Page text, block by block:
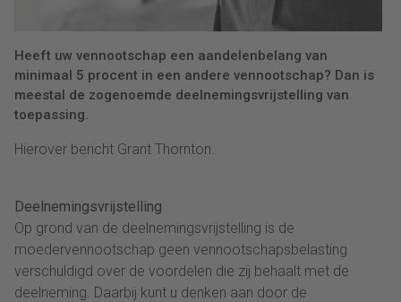
Heeft uw vennootschap een aandelenbelang van
minimaal 5 procent in een andere vennootschap? Dan is
meestal de zogenoemde deelnemingsvrijstelling van
toepassing.
Hierover bericht Grant Thornton.
Deelnemingsvrijstelling
Op grond van de deelnemingsvrijstelling is de
moedervennootschap geen vennootschapsbelasting
verschuldigd over de voordelen die zij behaalt met de
deelneming. Daarbij kunt u denken aan door de